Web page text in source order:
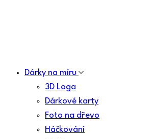
Dárky na míru
3D Loga
Dárkové karty
Foto na dřevo
Háčkování